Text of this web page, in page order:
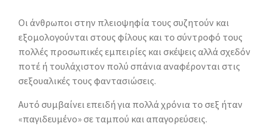
Οι άνθρωποι στην πλειοψηφία τους συζητούν και
εξομολογούνται στους φίλους και το σύντροφό τους
πολλές προσωπικές εμπειρίες και σκέψεις αλλά σχεδόν
ποτέ ή τουλάχιστον πολύ σπάνια αναφέρονται στις
σεξουαλικές τους φαντασιώσεις.
Αυτό συμβαίνει επειδή για πολλά χρόνια το σεξ ήταν
«παγιδευμένο» σε ταμπού και απαγορεύσεις.